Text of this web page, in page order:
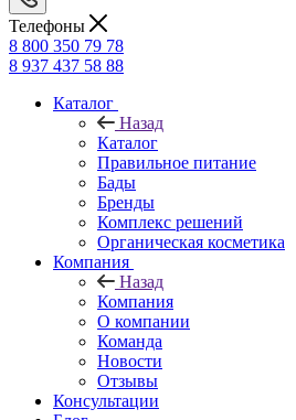
Телефоны
8 800 350 79 78
8 937 437 58 88
Каталог
Назад
Каталог
Правильное питание
Бады
Бренды
Комплекс решений
Органическая косметика
Компания
Назад
Компания
О компании
Команда
Новости
Отзывы
Консультации